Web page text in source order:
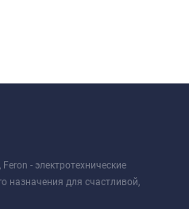
- электротехнические
назначения для счастливой,